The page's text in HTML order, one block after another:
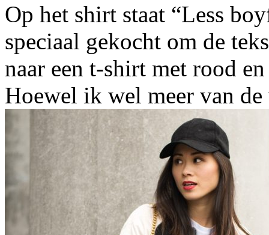
Op het shirt staat “Less
speciaal gekocht om de
naar een t-shirt met rood
Hoewel ik wel meer van